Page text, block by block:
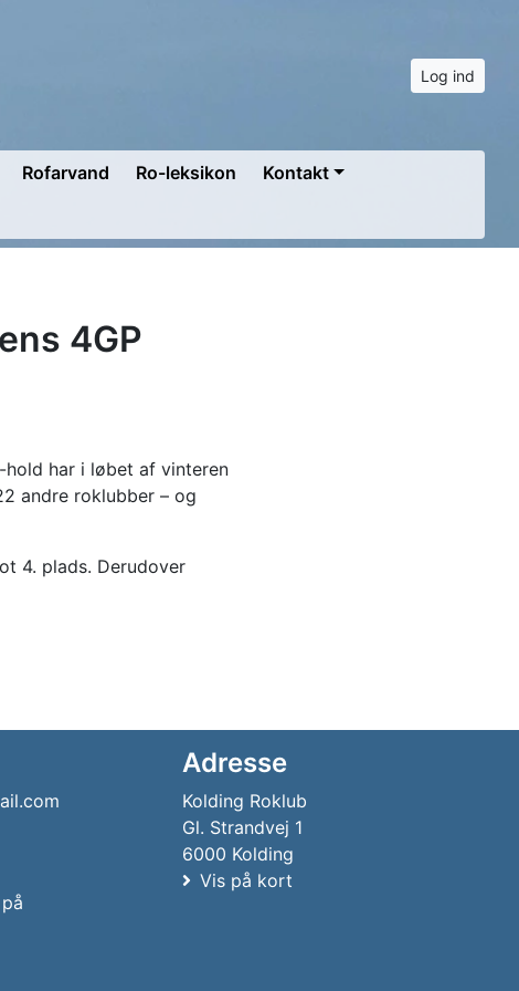
Log ind
Rofarvand Ro-leksikon
Kontakt
4GP
har i løbet af vinteren
andre roklubber – og
4. plads. Derudover
Adresse
Kolding Roklub
Gl. Strandvej 1
6000 Kolding
Vis på kort